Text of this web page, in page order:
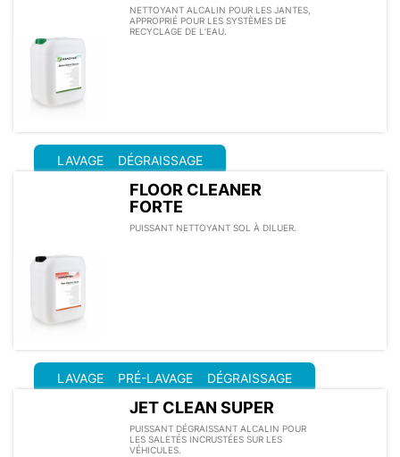
NETTOYANT ALCALIN POUR LES JANTES,
APPROPRIÉ POUR LES SYSTÈMES DE
RECYCLAGE DE L’EAU.
LAVAGE DÉGRAISSAGE
FLOOR CLEANER
FORTE
PUISSANT NETTOYANT SOL À DILUER.
LAVAGE PRÉ-LAVAGE DÉGRAISSAGE
JET CLEAN SUPER
PUISSANT DÉGRAISSANT ALCALIN POUR
LES SALETÉS INCRUSTÉES SUR LES
VÉHICULES.